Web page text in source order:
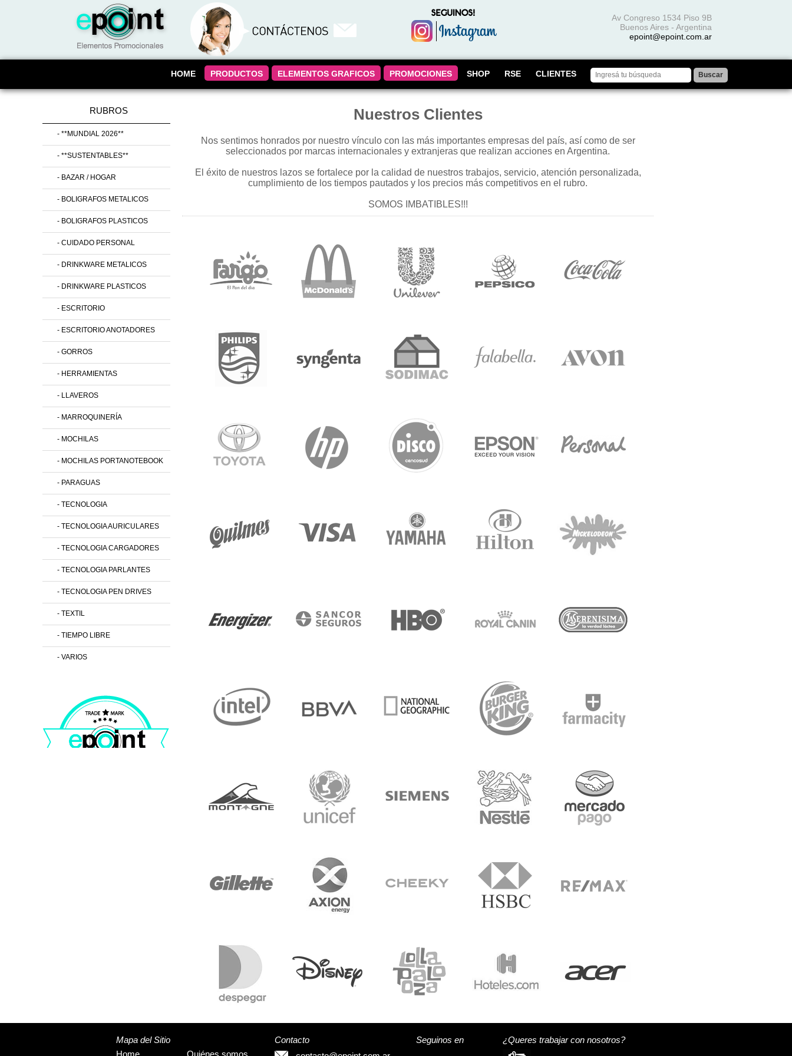
Av Congreso 1534 Piso 9B
Buenos Aires - Argentina
epoint@epoint.com.ar
HOME PRODUCTOS ELEMENTOS GRAFICOS PROMOCIONES SHOP RSE CLIENTES
RUBROS
- **MUNDIAL 2026**
- **SUSTENTABLES**
- BAZAR / HOGAR
- BOLIGRAFOS METALICOS
- BOLIGRAFOS PLASTICOS
- CUIDADO PERSONAL
- DRINKWARE METALICOS
- DRINKWARE PLASTICOS
- ESCRITORIO
- ESCRITORIO ANOTADORES
- GORROS
- HERRAMIENTAS
- LLAVEROS
- MARROQUINERÍA
- MOCHILAS
- MOCHILAS PORTANOTEBOOK
- PARAGUAS
- TECNOLOGIA
- TECNOLOGIA AURICULARES
- TECNOLOGIA CARGADORES
- TECNOLOGIA PARLANTES
- TECNOLOGIA PEN DRIVES
- TEXTIL
- TIEMPO LIBRE
- VARIOS
Nuestros Clientes
Nos sentimos honrados por nuestro vínculo con las más importantes empresas del país, así como de ser
seleccionados por marcas internacionales y extranjeras que realizan acciones en Argentina.
El éxito de nuestros lazos se fortalece por la calidad de nuestros trabajos, servicio, atención personalizada,
cumplimiento de los tiempos pautados y los precios más competitivos en el rubro.
SOMOS IMBATIBLES!!!
Mapa del Sitio
Home
Quiénes somos
Contacto
Seguinos en ¿Queres trabajar con nosotros?